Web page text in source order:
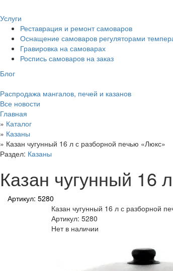
Услуги
Реставрация и ремонт самоваров
Оснащение самоваров регуляторами
Гравировка на самоварах
Роспись самоваров на заказ
Блог
Распродажа мангалов, печей и казанов
Все новости
Главная
» Каталог
» Казаны
» Казан чугунный 16 л с разборной печью «Люкс»
Раздел: Казаны
Казан чугунный 16
Артикул: 5280
Казан чугунный 16 л с разборной
Артикул: 5280
Нет в наличии